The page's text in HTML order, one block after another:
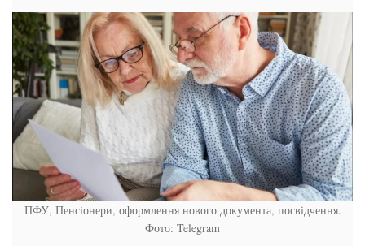
ПФУ, Пенсіонери, оформлення нового документа, посвідчення.
Фото: Telegram